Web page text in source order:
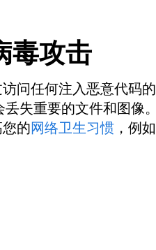
毒攻击
问任何注入恶意代码
失重要的文件和图像
的网络卫生习惯 ，例